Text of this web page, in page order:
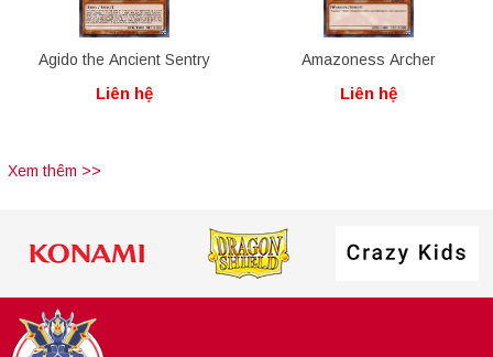
Agido the Ancient Sentry
Liên hệ
Amazoness Archer
Liên hệ
Xem thêm >>